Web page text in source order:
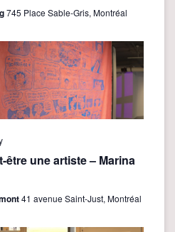
a
d
V
i
e
s
a
v
t
i
o
n
745 Place Sable-Gris, Montréal
être une artiste – Marina
41 avenue Saint-Just, Montréal